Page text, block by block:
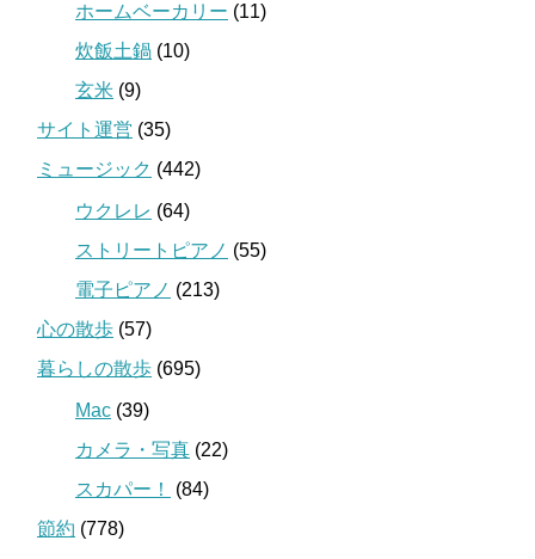
ホームベーカリー (11)
炊飯土鍋 (10)
玄米 (9)
サイト運営 (35)
ミュージック (442)
ウクレレ (64)
ストリートピアノ (55)
電子ピアノ (213)
心の散歩 (57)
暮らしの散歩 (695)
Mac (39)
カメラ・写真 (22)
スカパー！
(84)
節約 (778)